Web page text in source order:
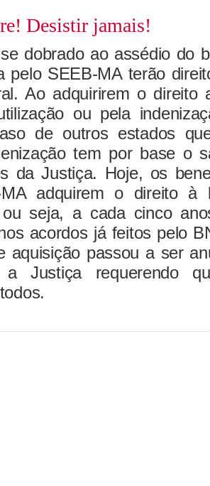
Desistir jamais!
dobrado ao assédio do
pelo SEEB-MA terão
Ao adquirirem o direito
ou pela
de outros estados
tem por base o
da Justiça. Hoje, os
adquirem o direito à
ou seja, a cada cinco
acordos já feitos pelo
aquisição passou a ser
Justiça requerendo